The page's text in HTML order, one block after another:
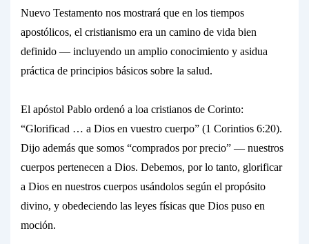
Nuevo Testamento nos mostrará que en los tiempos
apostólicos, el cristianismo era un camino de vida bien
definido — incluyendo un amplio conocimiento y asidua
práctica de principios básicos sobre la salud.
El apóstol Pablo ordenó a loa cristianos de Corinto:
“Glorificad … a Dios en vuestro cuerpo” (1 Corintios 6:20).
Dijo además que somos “comprados por precio” — nuestros
cuerpos pertenecen a Dios. Debemos, por lo tanto, glorificar
a Dios en nuestros cuerpos usándolos según el propósito
divino, y obedeciendo las leyes físicas que Dios puso en
moción.